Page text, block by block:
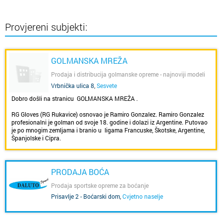
Provjereni subjekti:
GOLMANSKA MREŽA
Prodaja i distribucija golmanske opreme - najnoviji modeli
RG rukavica i oprema za sve uzraste
Vrbnička ulica 8 Sesvete
Dobro došli na stranicu GOLMANSKA MREŽA .
RG Gloves (RG Rukavice) osnovao je Ramiro Gonzalez. Ramiro Gonzalez
profesionalni je golman od svoje 18. godine i dolazi iz Argentine. Putovao
je po mnogim zemljama i branio u ligama Francuske, Škotske, Argentine,
Španjolske i Cipra.
Gonzaleza želimo ponuditi čuvarima, a posebno onim mlađima koji su
uvijek u potrazi za kvalitetnim rukavicama po povoljnim cijenama. To je
naš cilj. Dizajnirati i proizvesti, kvalitetan proizvod koji će mnogi čuvari
voljeti i birati.
Nadamo se da su RG rukavice brand koji će Vas usrećiti, poboljšati Vas i
PRODAJA BOĆA
Prodaja sportske opreme za boćanje
Prisavlje 2 - Boćarski dom Cvjetno naselje